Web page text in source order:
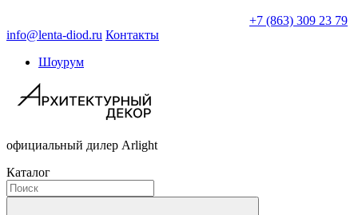
+7 (863) 309 23 79
info@lenta-diod.ru Контакты
Шоурум
официальный дилер Arlight
Каталог